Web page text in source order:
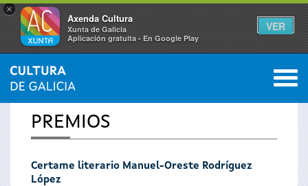
×
Axenda Cultura
Xunta de Galicia
Aplicación gratuíta - En Google Play
VER
Vostede
está
aquí
INICIO 0
PREMIOS
Certame literario Manuel-Oreste Rodríguez
López